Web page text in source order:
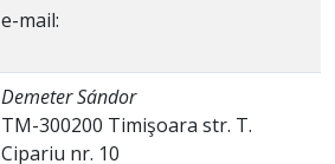
e-mail:
Demeter Sándor
TM-300200 Timişoara str. T.
Cipariu nr. 10